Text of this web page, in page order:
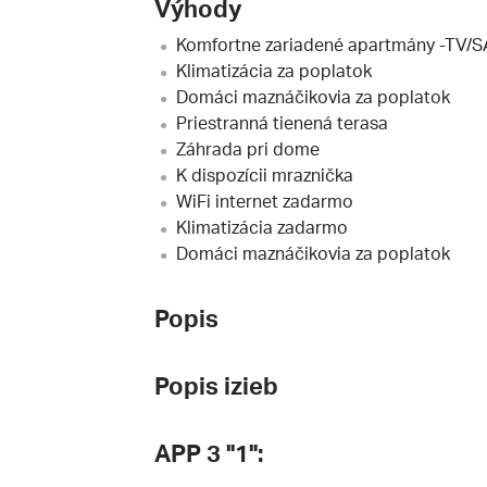
Výhody
Komfortne zariadené apartmány -TV/
Klimatizácia za poplatok
Domáci maznáčikovia za poplatok
Priestranná tienená terasa
Záhrada pri dome
K dispozícii mraznička
WiFi internet zadarmo
Klimatizácia zadarmo
Domáci maznáčikovia za poplatok
Popis
Popis izieb
APP 3 "1":